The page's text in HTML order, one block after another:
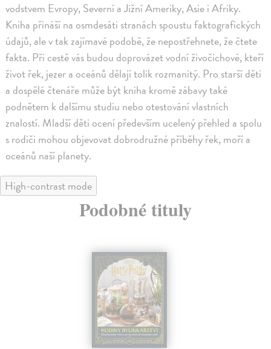
vodstvem Evropy, Severní a Jižní Ameriky, Asie i Afriky.
Kniha přináší na osmdesáti stranách spoustu faktografických
údajů, ale v tak zajímavé podobě, že nepostřehnete, že čtete
fakta. Při cestě vás budou doprovázet vodní živočichové, kteří
život řek, jezer a oceánů dělají tolik rozmanitý. Pro starší děti
a dospělé čtenáře může být kniha kromě zábavy také
podnětem k dalšímu studiu nebo otestování vlastních
znalostí. Mladší děti ocení především ucelený přehled a spolu
s rodiči mohou objevovat dobrodružné příběhy řek, moří a
oceánů naší planety.
High-contrast mode
Podobné tituly